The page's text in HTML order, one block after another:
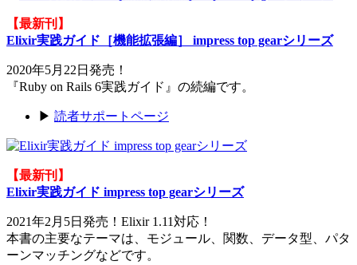
【最新刊】
Elixir実践ガイド［機能拡張編］ impress top gearシリーズ
2020年5月22日発売！
『Ruby on Rails 6実践ガイド』の続編です。
▶ 読者サポートページ
【最新刊】
Elixir実践ガイド impress top gearシリーズ
2021年2月5日発売！Elixir 1.11対応！
本書の主要なテーマは、モジュール、関数、データ型、パタ
ーンマッチングなどです。